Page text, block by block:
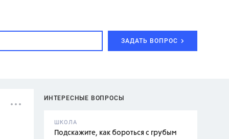
ЗАДАТЬ ВОПРОС
ИНТЕРЕСНЫЕ ВОПРОСЫ
ШКОЛА
Подскажите, как бороться с грубым